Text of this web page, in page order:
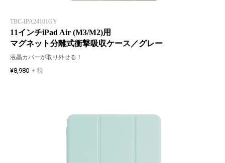
TBC-IPA24101GY
11インチiPad Air (M3/M2)用
マグネット分離式衝撃吸収ケース／グレー
液晶カバーが取り外せる！
¥8,980 + 税